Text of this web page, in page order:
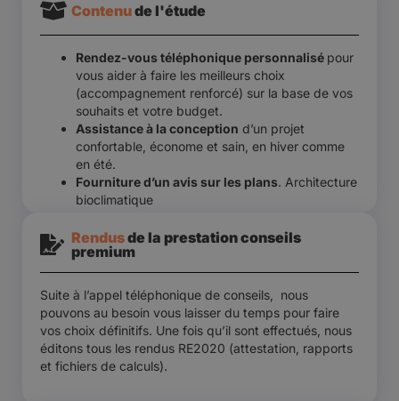
Contenude l'étude​
Rendez-vous téléphonique personnalisé pour
vous aider à faire les meilleurs choix
(accompagnement renforcé) sur la base de vos
souhaits et votre budget.
Assistance à la conception d’un projet
confortable, économe et sain, en hiver comme
en été.
Fourniture d’un avis sur les plans. Architecture
bioclimatique
Rendusde la prestation conseils
premium
Suite à l’appel téléphonique de conseils, nous
pouvons au besoin vous laisser du temps pour faire
vos choix définitifs. Une fois qu’il sont effectués, nous
éditons tous les rendus RE2020 (attestation, rapports
et fichiers de calculs).